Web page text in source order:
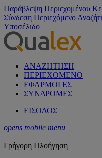
Παράβλεψη Περιεχομένου
Σύνδεση Περιεχόμενο
Υποσέλιδο
ΑΝΑΖΗΤΗΣΗ
ΠΕΡΙΕΧΟΜΕΝΟ
ΕΦΑΡΜΟΓΕΣ
ΣΥΝΔΡΟΜΕΣ
ΕΙΣΟΔΟΣ
opens mobile menu
Γρήγορη Πλοήγηση